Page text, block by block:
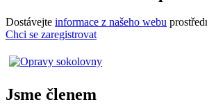
Dostávejte informace z našeho webu
Chci se zaregistrovat
Jsme členem